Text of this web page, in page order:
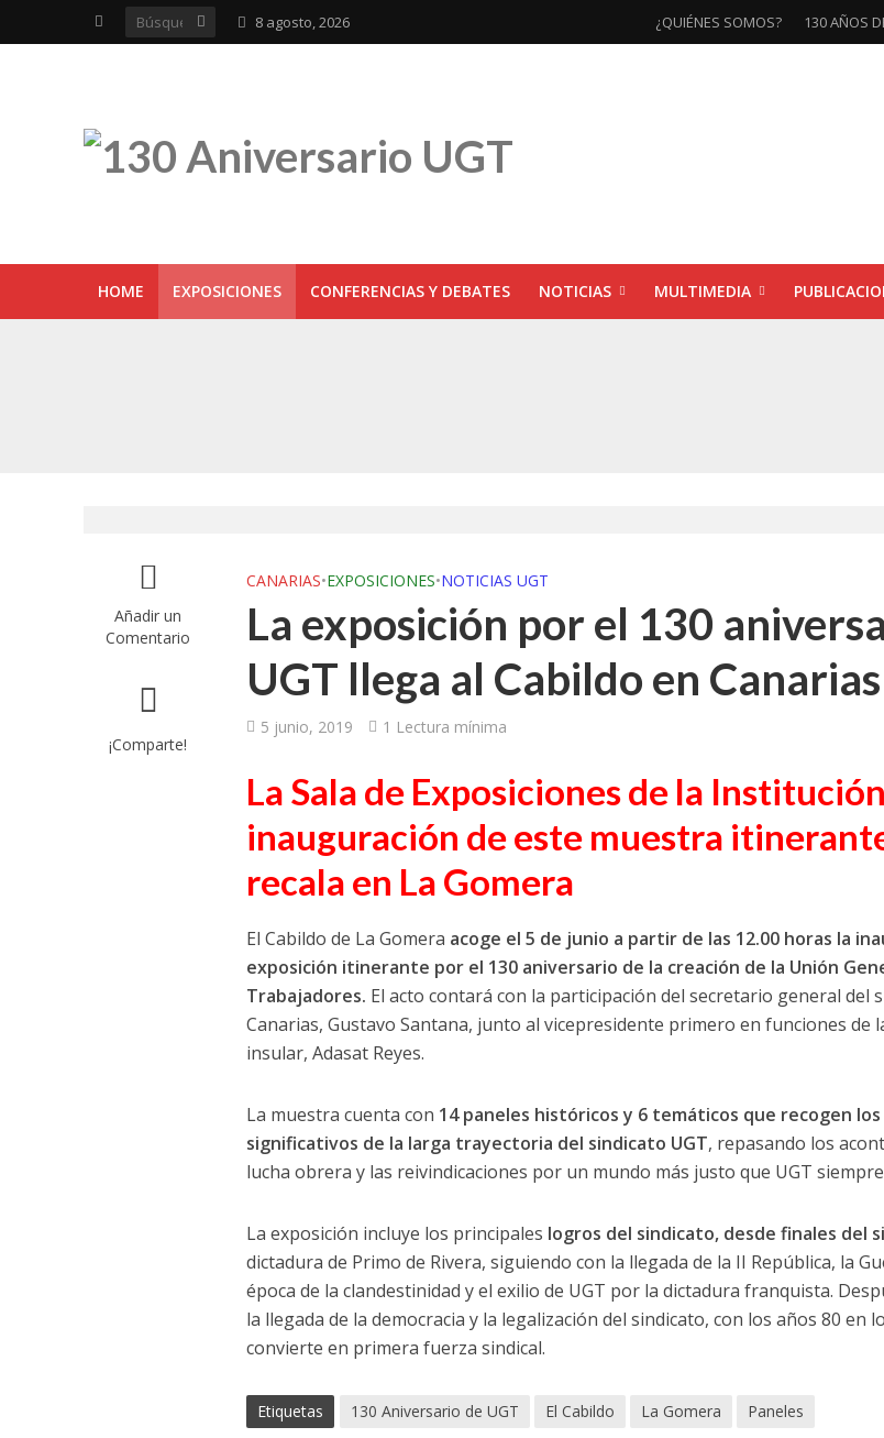
8 agosto, 2026 ¿QUIÉNES SOMOS? 130 AÑOS
HOME EXPOSICIONES CONFERENCIAS Y DEBATES NOTICIAS MULTIMEDIA
Clausurada la exposición ‘130 aniversario’ en Las Palmas de Gran Canaria
Rivas acoge la exposición ‘130 Años de Luchas y Conquistas’
Javier Bueno, el periodista asesinado por Franco por sus editoriales de prensa
El Ayuntamiento de Sevilla acogerá la exposición 130 aniversario con la que
Añadir un
Comentario
¡Comparte!
CANARIAS•EXPOSICIONES•NOTICIAS UGT
La exposición por el 130
UGT llega al Cabildo en Canarias
5 junio, 2019 1 Lectura mínima
La Sala de Exposiciones de la
inauguración de este muestra
recala en La Gomera
El Cabildo de La Gomera acoge el 5 de junio a partir de las 12.00 horas la
exposición itinerante por el 130 aniversario de la creación de la Unión
Trabajadores. El acto contará con la participación del secretario general del
Canarias, Gustavo Santana, junto al vicepresidente primero en funciones de
insular, Adasat Reyes.
La muestra cuenta con 14 paneles históricos y 6 temáticos que recogen
significativos de la larga trayectoria del sindicato UGT, repasando los
lucha obrera y las reivindicaciones por un mundo más justo que UGT
La exposición incluye los principales logros del sindicato, desde finales del
dictadura de Primo de Rivera, siguiendo con la llegada de la II República, la
época de la clandestinidad y el exilio de UGT por la dictadura franquista.
la llegada de la democracia y la legalización del sindicato, con los años 80 en
convierte en primera fuerza sindical.
Etiquetas 130 Aniversario de UGT El Cabildo La Gomera Paneles